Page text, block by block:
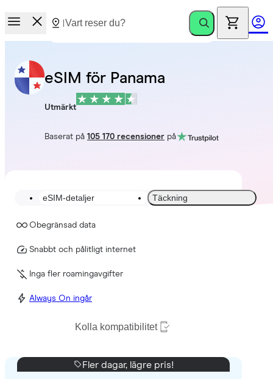
eSIM för Panama
Utmärkt
Baserat på 105 170 recensionerpå
eSIM-detaljer Täckning
Obegränsad data
Snabbt och pålitligt internet
Inga fler roamingavgifter
Always On ingår
Kolla kompatibilitet
Fler dagar, lägre pris!